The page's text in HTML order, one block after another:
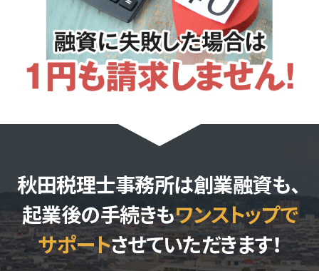
秋田税理士事務所は創業融資も、
起業後の手続きもワンストップで
サポートさせていただきます！